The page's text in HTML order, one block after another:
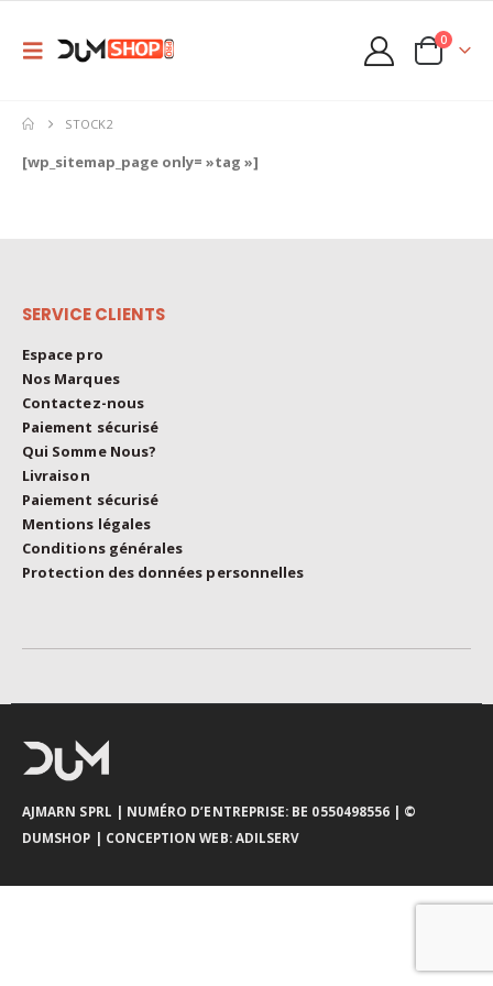
0
STOCK2
[wp_sitemap_page only= »tag »]
SERVICE CLIENTS
Espace pro
Nos Marques
Contactez-nous
Paiement sécurisé
Qui Somme Nous?
Livraison
Paiement sécurisé
Mentions légales
Conditions générales
Protection des données personnelles
AJMARN SPRL | NUMÉRO D’ENTREPRISE: BE 0550498556 | ©
DUMSHOP | CONCEPTION WEB: ADILSERV